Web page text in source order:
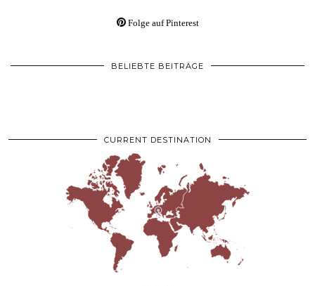
Folge auf Pinterest
BELIEBTE BEITRÄGE
CURRENT DESTINATION